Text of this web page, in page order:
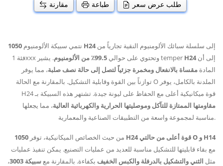
مقارنة طباعة طلب عرض سعر
نتمي سبيكة الألومنيوم 1050 H24إلى سلسلة سبائك الألومنيوم النقية تجارياً من
فئة 1xxx وتحتوي على حوالي 99.5٪ من الألومنيوم . يشير temper H24إلى أن
المادة مقساة بالانفعال ومخمرة جزئياً لتصل إلى حالة نصف صلبة، مما يوفر
توازناً بين القوة وقابلية التشكيل. بالمقارنة مع الحالة O الملدنة بالكامل، يوفر
H24 قوة ميكانيكية أعلى مع الحفاظ على ليونة جيدة. تشتهر هذه السبيكة بـ
مقاومتها الممتازة للتآكل وموصليتها الحرارية والكهربائية العالية، مما يجعلها
مناسبة لمجموعة واسعة من التطبيقات الصناعية والمعمارية.
من حيث الخصائص الميكانيكية، توفر
1050 H24 قوة أعلى من حالتي O و H14
مع بقاء قابليتها للتشكيل مناسبة للعديد من عمليات التصنيع. يمكن تنفيذ عمليات
مثل الثني والتشكيل بالدرفلة والكبس الخفيف بكفاءة. بالمقارنة مع سبيكة 3003
،